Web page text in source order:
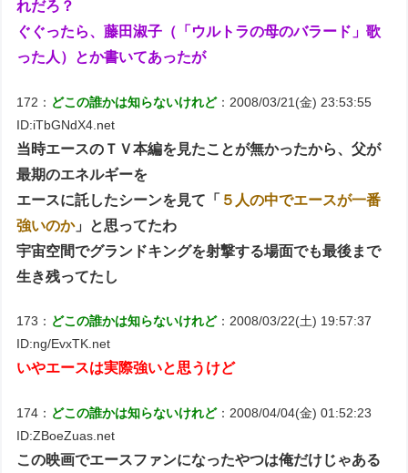
れだろ？
ぐぐったら、藤田淑子（「ウルトラの母のバラード」歌
った人）とか書いてあったが
172： どこの誰かは知らないけれど：2008/03/21(金) 23:53:55
ID:iTbGNdX4.net
当時エースのＴＶ本編を見たことが無かったから、父が
最期のエネルギーを
エースに託したシーンを見て「 ５人の中でエースが一番
強いのか」と思ってたわ
宇宙空間でグランドキングを射撃する場面でも最後まで
生き残ってたし
173： どこの誰かは知らないけれど：2008/03/22(土) 19:57:37
ID:ng/EvxTK.net
いやエースは実際強いと思うけど
174： どこの誰かは知らないけれど：2008/04/04(金) 01:52:23
ID:ZBoeZuas.net
この映画でエースファンになったやつは俺だけじゃある